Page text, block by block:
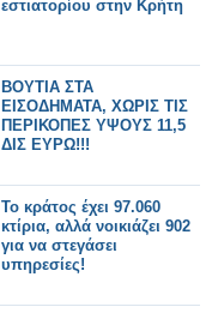
εστιατορίου στην Κρήτη
ΒΟΥΤΙΑ ΣΤΑ
ΕΙΣΟΔΗΜΑΤΑ, ΧΩΡΙΣ ΤΙΣ
ΠΕΡΙΚΟΠΕΣ ΥΨΟΥΣ 11,5
ΔΙΣ ΕΥΡΩ!!!
Το κράτος έχει 97.060
κτίρια, αλλά νοικιάζει 902
για να στεγάσει
υπηρεσίες!